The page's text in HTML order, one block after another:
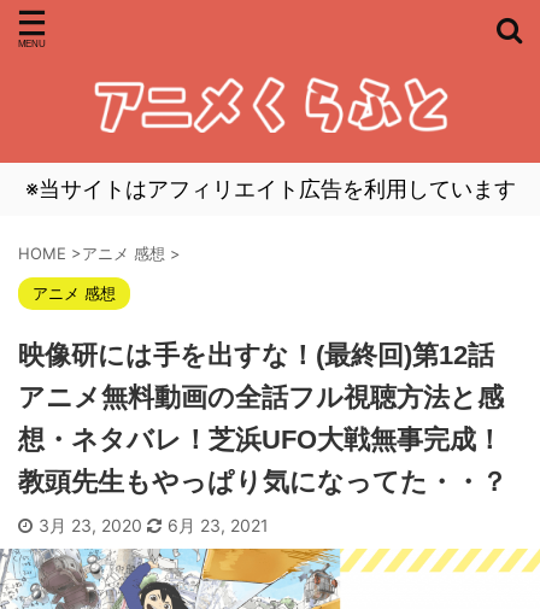
※当サイトはアフィリエイト広告を利用しています
HOME >アニメ 感想 >
アニメ 感想
映像研には手を出すな！(最終回)第12話
アニメ無料動画の全話フル視聴方法と感
想・ネタバレ！芝浜UFO大戦無事完成！
教頭先生もやっぱり気になってた・・？
3月 23, 2020 6月 23, 2021